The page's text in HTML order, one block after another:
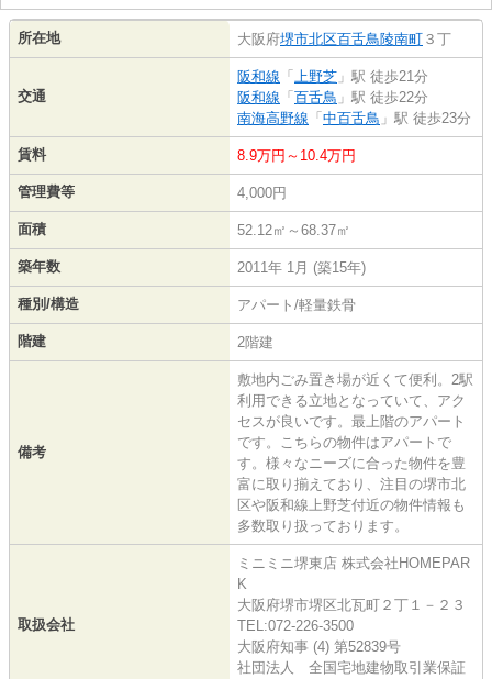
所在地 大阪府堺市北区百舌鳥陵南町 ３丁
交通
阪和線 「 上野芝 」駅 徒歩21分
阪和線 「 百舌鳥 」駅 徒歩22分
南海高野線 「 中百舌鳥 」駅 徒歩23分
賃料 8.9万円～10.4万円
管理費等 4,000円
面積 52.12㎡～68.37㎡
築年数 2011年 1月 (築15年)
種別/構造 アパート/軽量鉄骨
階建 2階建
備考
敷地内ごみ置き場が近くて便利。2駅
利用できる立地となっていて、アク
セスが良いです。最上階のアパート
です。こちらの物件はアパートで
す。様々なニーズに合った物件を豊
富に取り揃えており、注目の堺市北
区や阪和線上野芝付近の物件情報も
多数取り扱っております。
取扱会社
ミニミニ堺東店 株式会社HOMEPAR
K
大阪府堺市堺区北瓦町２丁１－２３
TEL:072-226-3500
大阪府知事 (4) 第52839号
社団法人 全国宅地建物取引業保証